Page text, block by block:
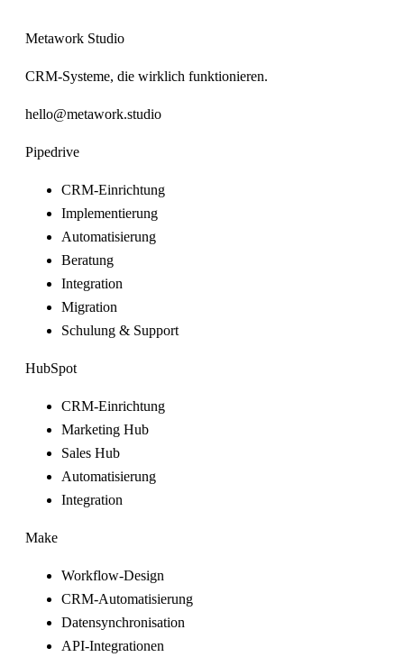
Metawork Studio
CRM-Systeme, die wirklich funktionieren.
hello@metawork.studio
Pipedrive
CRM-Einrichtung
Implementierung
Automatisierung
Beratung
Integration
Migration
Schulung & Support
HubSpot
CRM-Einrichtung
Marketing Hub
Sales Hub
Automatisierung
Integration
Make
Workflow-Design
CRM-Automatisierung
Datensynchronisation
API-Integrationen